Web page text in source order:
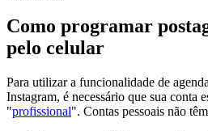
Como programar
pelo celular
Para utilizar a funcionalidade de
Instagram, é necessário que sua conta
"profissional". Contas pessoais não